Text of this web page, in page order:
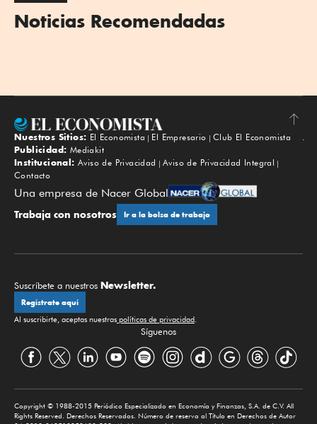
Noticias Recomendadas
Subir
Nuestros Sitios: El Economista El Empresario
Club El Economista
Publicidad: Mediakit
Institucional: Aviso de Privacidad
Aviso de Privacidad Integral
Contacto
Una empresa de Nacer Global
Trabaja con nosotros Ir a la bolsa de trabajo
Suscríbete a nuestros Newsletter.
Regístrate aquí
Al suscribirte, aceptas nuestras políticas de privacidad.
Síguenos
Copyright © 1988-2015 Periódico Especializado en Economía y Finanzas, S.A. de C.V. All
Rights Reserved. Derechos Reservados. Número de reserva al Título en Derechos de Autor